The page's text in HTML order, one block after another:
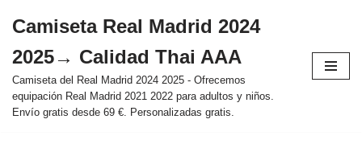
al
contenido
Camiseta Real Madrid 2024
2025→ Calidad Thai AAA
Camiseta del Real Madrid 2024 2025 - Ofrecemos
equipación Real Madrid 2021 2022 para adultos y niños.
Envío gratis desde 69 €. Personalizadas gratis.